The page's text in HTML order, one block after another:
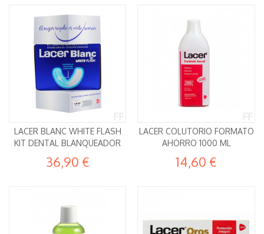
LACER BLANC WHITE FLASH
KIT DENTAL BLANQUEADOR
36,90 €
LACER COLUTORIO FORMATO
AHORRO 1000 ML
14,60 €